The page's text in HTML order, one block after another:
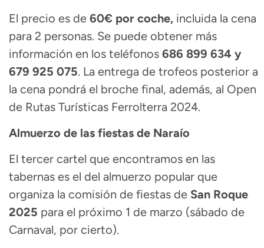
El precio es de 60€ por coche, incluida la cena
para 2 personas. Se puede obtener más
información en los teléfonos 686 899 634 y
679 925 075. La entrega de trofeos posterior a
la cena pondrá el broche final, además, al Open
de Rutas Turísticas Ferrolterra 2024.
Almuerzo de las fiestas de Naraío
El tercer cartel que encontramos en las
tabernas es el del almuerzo popular que
organiza la comisión de fiestas de San Roque
2025 para el próximo 1 de marzo (sábado de
Carnaval, por cierto).